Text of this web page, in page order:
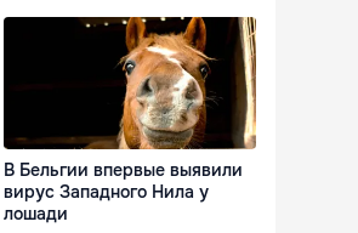
В Бельгии впервые выявили
вирус Западного Нила у
лошади